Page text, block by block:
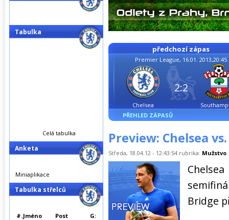
předchozí zápas
Premier League, 16.01. 2013,20:45
Chelsea
2:2
PŘEHLED ZÁPASŮ
Preview: Chelsea
Středa, 18.04.12 - 12:43:54 rubrika: Mužstvo
Bridge
Tabulka
Celá tabulka
Anketa
Miniaplikace
Tabulka střelců
#.Jméno Post
G: